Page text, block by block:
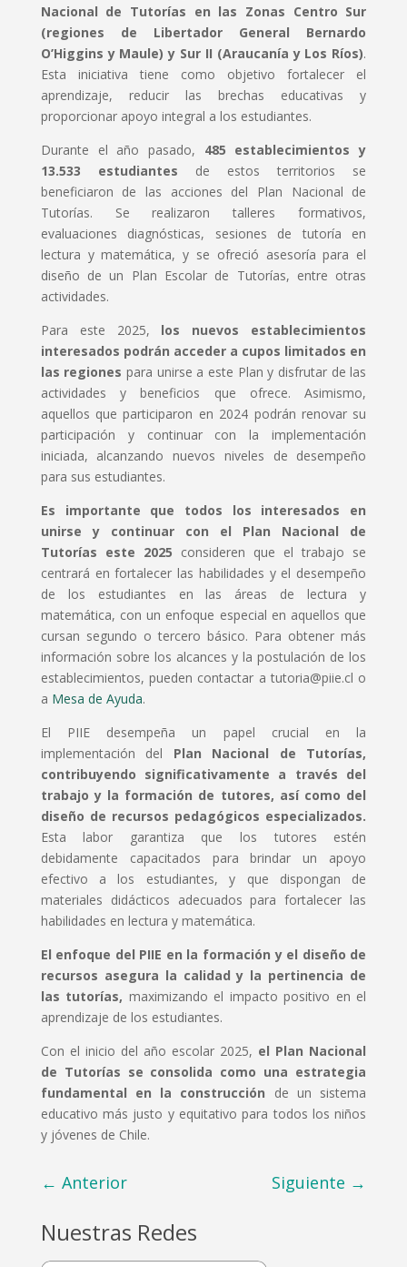
Nacional de Tutorías en las Zonas Centro Sur
(regiones de Libertador General Bernardo
O’Higgins y Maule) y Sur II (Araucanía y Los Ríos).
Esta iniciativa tiene como objetivo fortalecer el
aprendizaje, reducir las brechas educativas y
proporcionar apoyo integral a los estudiantes.
Durante el año pasado, 485 establecimientos y
13.533 estudiantes de estos territorios se
beneficiaron de las acciones del Plan Nacional de
Tutorías. Se realizaron talleres formativos,
evaluaciones diagnósticas, sesiones de tutoría en
lectura y matemática, y se ofreció asesoría para el
diseño de un Plan Escolar de Tutorías, entre otras
actividades.
Para este 2025, los nuevos establecimientos
interesados podrán acceder a cupos limitados en
las regiones para unirse a este Plan y disfrutar de las
actividades y beneficios que ofrece. Asimismo,
aquellos que participaron en 2024 podrán renovar su
participación y continuar con la implementación
iniciada, alcanzando nuevos niveles de desempeño
para sus estudiantes.
Es importante que todos los interesados en
unirse y continuar con el Plan Nacional de
Tutorías este 2025 consideren que el trabajo se
centrará en fortalecer las habilidades y el desempeño
de los estudiantes en las áreas de lectura y
matemática, con un enfoque especial en aquellos que
cursan segundo o tercero básico. Para obtener más
información sobre los alcances y la postulación de los
establecimientos, pueden contactar a tutoria@piie.cl o
a Mesa de Ayuda.
El PIIE desempeña un papel crucial en la
implementación del Plan Nacional de Tutorías,
contribuyendo significativamente a través del
trabajo y la formación de tutores, así como del
diseño de recursos pedagógicos especializados.
Esta labor garantiza que los tutores estén
debidamente capacitados para brindar un apoyo
efectivo a los estudiantes, y que dispongan de
materiales didácticos adecuados para fortalecer las
habilidades en lectura y matemática.
El enfoque del PIIE en la formación y el diseño de
recursos asegura la calidad y la pertinencia de
las tutorías, maximizando el impacto positivo en el
aprendizaje de los estudiantes.
Con el inicio del año escolar 2025, el Plan Nacional
de Tutorías se consolida como una estrategia
fundamental en la construcción de un sistema
educativo más justo y equitativo para todos los niños
y jóvenes de Chile.
← Anterior Siguiente →
Nuestras Redes